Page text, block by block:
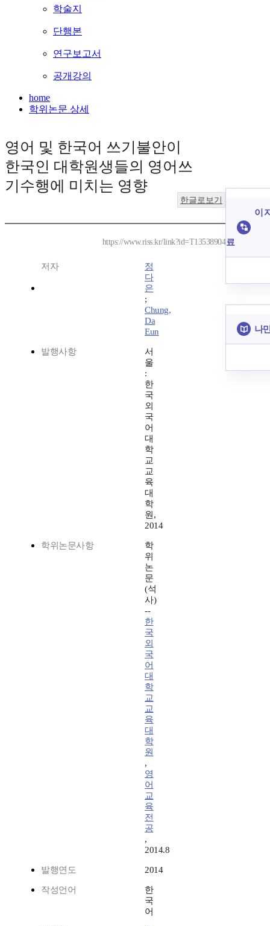
학술지
단행본
연구보고서
공개강의
home
학위논문 상세
영어 및 한국어 쓰기불안이
한국인 대학원생들의 영어쓰
기수행에 미치는 영향
한글로보기
https://www.riss.kr/link?id=T13538904
저자
정
다
은
;
Chung,
Da
Eun
발행사항
서
울
:
한
국
외
국
어
대
학
교
교
육
대
학
원,
2014
학위논문사항
학
위
논
문
(석
사)
--
한
국
외
국
어
대
학
교
교
육
대
학
원
,
영
어
교
육
전
공
,
2014.8
발행연도 2014
작성언어
한
국
어
이
료
나